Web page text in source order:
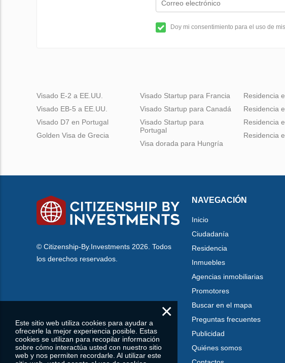
Doy mi consentimiento para el uso de
Visado E-2 a EE.UU.
Visado EB-5 a EE.UU.
Visado D7 en Portugal
Golden Visa de Grecia
Visado Startup para Francia
Visado Startup para Canadá
Visado Startup para
Portugal
Visa dorada para Hungría
Residencia
Residencia
Residencia
Residencia
© Citizenship-By.Investments 2026. Todos
los derechos reservados.
NAVEGACIÓN
Inicio
Ciudadanía
Residencia
Inmuebles
Agencias inmobiliarias
Promotores
Buscar en el mapa
Preguntas frecuentes
Publicidad
Quiénes somos
×
Este sitio web utiliza cookies para ayudar a
ofrecerle la mejor experiencia posible. Estas
cookies se utilizan para recopilar información
sobre cómo interactúa usted con nuestro sitio
web y nos permiten recordarle. Al utilizar este